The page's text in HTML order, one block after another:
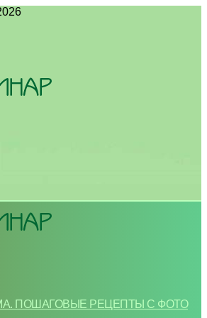
ПОШАГОВЫЕ РЕЦЕПТЫ С ФОТО